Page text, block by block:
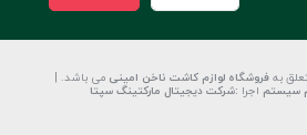
بهفروشگاه لوازم کاشت ناخن امینی می باشد. |
سیستم اجرا :شرکت دیجیتال مارکتینگ سپتا